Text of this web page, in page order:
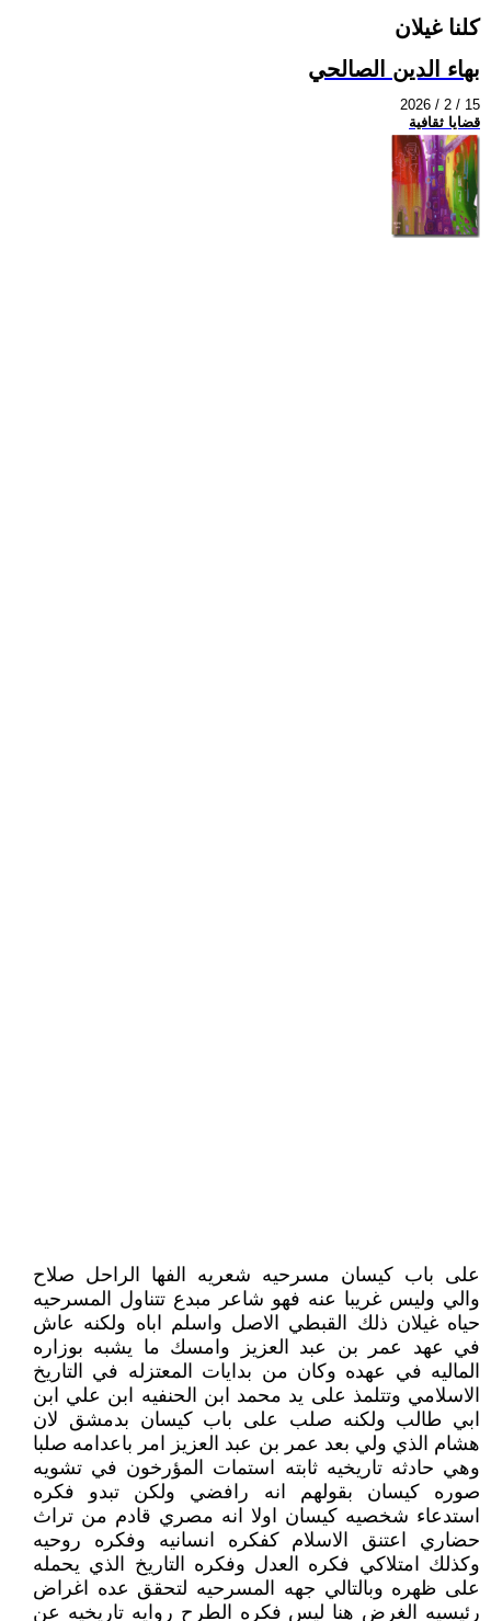
كلنا غيلان
بهاء الدين الصالحي
2026 / 2 / 15
قضايا ثقافية
على باب كيسان مسرحيه شعريه الفها الراحل صلاح
والي وليس غريبا عنه فهو شاعر مبدع تتناول المسرحيه
حياه غيلان ذلك القبطي الاصل واسلم اباه ولكنه عاش
في عهد عمر بن عبد العزيز وامسك ما يشبه بوزاره
الماليه في عهده وكان من بدايات المعتزله في التاريخ
الاسلامي وتتلمذ على يد محمد ابن الحنفيه ابن علي ابن
ابي طالب ولكنه صلب على باب كيسان بدمشق لان
هشام الذي ولي بعد عمر بن عبد العزيز امر باعدامه صلبا
وهي حادثه تاريخيه ثابته استمات المؤرخون في تشويه
صوره كيسان بقولهم انه رافضي ولكن تبدو فكره
استدعاء شخصيه كيسان اولا انه مصري قادم من تراث
حضاري اعتنق الاسلام كفكره انسانيه وفكره روحيه
وكذلك امتلاكي فكره العدل وفكره التاريخ الذي يحمله
على ظهره وبالتالي جهه المسرحيه لتحقق عده اغراض
رئيسيه الغرض هنا ليس فكره الطرح روايه تاريخيه عن